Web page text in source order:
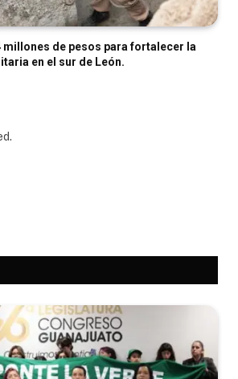
millones de pesos para fortalecer la
en el sur de León.